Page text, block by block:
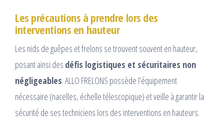
Les précautions à prendre lors des
interventions en hauteur
Les nids de guêpes et frelons se trouvent souvent en hauteur,
posant ainsi des défis logistiques et sécuritaires non
négligeables. ALLO FRELONS possède l’équipement
nécessaire (nacelles, échelle télescopique) et veille à garantir la
sécurité de ses techniciens lors des interventions en hauteurs.